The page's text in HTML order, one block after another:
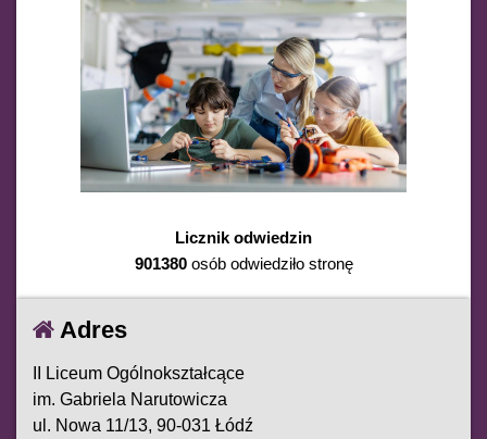
Licznik odwiedzin
901380osób odwiedziło stronę
Adres
II Liceum Ogólnokształcące
im. Gabriela Narutowicza
ul. Nowa 11/13, 90-031 Łódź